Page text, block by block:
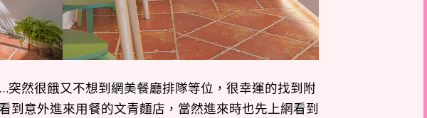
然很餓又不想到網美餐廳排隊等位，很幸運的找到附
到意外進來用餐的文青麵店，當然進來時也先上網看到